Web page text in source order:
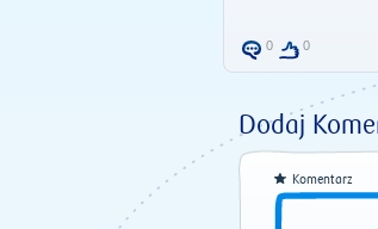
0 0
Dodaj
Komentarz